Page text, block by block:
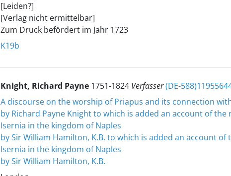
[Leiden?]
[Verlag nicht ermittelbar]
Zum Druck befördert im Jahr 1723
K19b
Knight, Richard Payne 1751-1824 Verfasser(DE-
A discourse on the worship of Priapus and its connection
by Richard Payne Knightto which is added an account of
Isernia in the kingdom of Naples
by Sir William Hamilton, K.B. to which is added an account of
Isernia in the kingdom of Naples
by Sir William Hamilton, K.B.